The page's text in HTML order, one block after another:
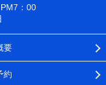
：00
要
約